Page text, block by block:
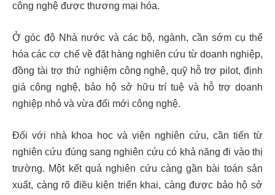
công nghệ được thương mại hóa.
Ở góc độ Nhà nước và các bộ, ngành, cần sớm cụ thể
hóa các cơ chế về đặt hàng nghiên cứu từ doanh nghiệp,
đồng tài trợ thử nghiệm công nghệ, quỹ hỗ trợ pilot, định
giá công nghệ, bảo hộ sở hữu trí tuệ và hỗ trợ doanh
nghiệp nhỏ và vừa đổi mới công nghệ.
Đối với nhà khoa học và viện nghiên cứu, cần tiến từ
nghiên cứu đúng sang nghiên cứu có khả năng đi vào thị
trường. Một kết quả nghiên cứu càng gần bài toán sản
xuất, càng rõ điều kiện triển khai, càng được bảo hộ sở